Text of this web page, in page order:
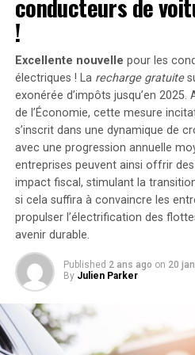
En fin de compte, « nous
discours », a-t-elle affirmé. «
importante, et oui, nous
patients perdent du poids,
également sur l’amélioration
métabolique globale. »
En mettant l’accent sur cela, «
long terme, ces médicaments
d’économiser de l’argent, et
patients accès à ces
Prioriser les
d’obésité de classe
Neda Rasouli, MD, professeure
Colorado, a plaidé pour que
d’obésité de classe 3, avec un
prioritaires pour le traitement
portant ainsi la puissance
2400 watts
de stockage énergétique, il est
jusqu’à cinq batteries
kilowattheure chacune,
9,6 kilowattheures.
Intégration dans
Intelligent
Le Solarbank 2 AC s’intègre
écosystème énergétique
compatibilité avec le compteur
les prises intelligentes
consommation électrique
énergétiques inutiles. De plus,
conducteurs de
!
Excellente nouvelle pour les
électriques ! La recharge gratuite
exonérée d’impôts jusqu’en
de l’Économie, cette mesure
s’inscrit dans une dynamique de
avec une progression annuelle
entreprises peuvent ainsi offrir
impact fiscal, stimulant la
si cela suffira à convaincre les
propulser l’électrification des
avenir durable.
Published 2 ans ago on 20
By Julien Parker